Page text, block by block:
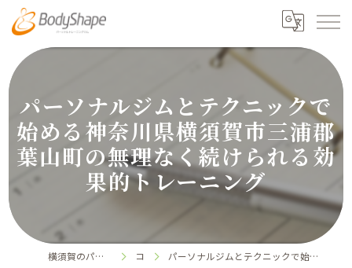
パーソナルジムとテクニックで
始める神奈川県横須賀市三浦郡
葉山町の無理なく続けられる効
果的トレーニング
横須賀のパーソナルジムならボディシェイプ コラム パーソナルジムとテクニックで始める神奈川県横須賀市三浦郡葉山町の無理なく続けられる効果的トレーニング